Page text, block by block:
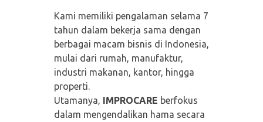
Kami memiliki pengalaman selama 7
tahun dalam bekerja sama dengan
berbagai macam bisnis di Indonesia,
mulai dari rumah, manufaktur,
industri makanan, kantor, hingga
properti.
Utamanya, IMPROCARE berfokus
dalam mengendalikan hama secara